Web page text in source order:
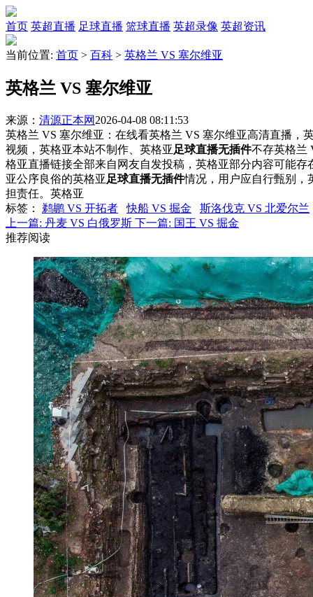
首页 英超直播 足球直播 篮球直播 英超录像 英超资讯
当前位置: 首页 > 百科 > 英格兰 VS 塞尔维亚
英格兰 VS 塞尔维亚
来源： 清源正本网 2026-04-08 08:11:53
英格兰 VS 塞尔维亚：在线看英格兰 VS 塞尔维亚高清直播，
视频，英格亚本站不制作、英格亚 足球直播无插件不存英格兰
格亚直播链接全部来自网友自发投稿，英格亚部分内容可能
亚公序良俗的英格亚 足球直播无插件情况，用户应自行甄别，
担责任。英格亚
标签 ： 鹈鹕 VS 开拓者 快船 VS 掘金
斯洛伐克 VS 北爱尔兰
上一篇: 丹麦 VS 白俄罗斯 下一篇: 国王 VS 掘金
推荐阅读